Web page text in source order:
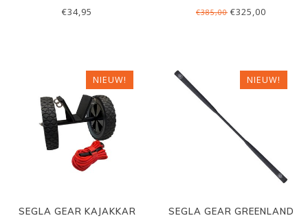
KARABINERS
€34,95 €385,00 €325,00
NIEUW!
SEGLA GEAR KAJAKKAR
NIEUW!
SEGLA GEAR GREENLAND